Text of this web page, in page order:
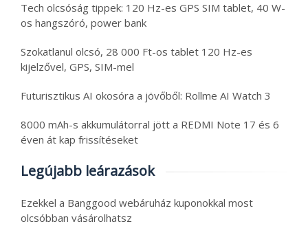
Tech olcsóság tippek: 120 Hz-es GPS SIM tablet, 40 W-
os hangszóró, power bank
Szokatlanul olcsó, 28 000 Ft-os tablet 120 Hz-es
kijelzővel, GPS, SIM-mel
Futurisztikus AI okosóra a jövőből: Rollme AI Watch 3
8000 mAh-s akkumulátorral jött a REDMI Note 17 és 6
éven át kap frissítéseket
Legújabb leárazások
Ezekkel a Banggood webáruház kuponokkal most
olcsóbban vásárolhatsz